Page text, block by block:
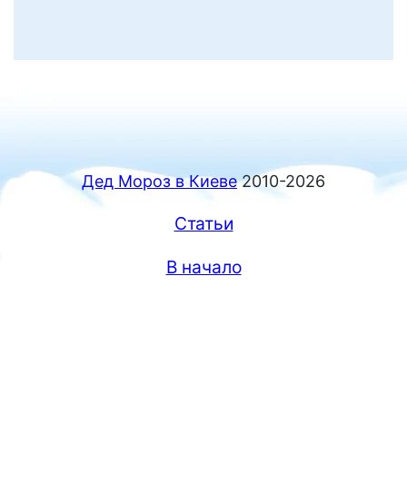
Дед Мороз в Киеве2010-2026
Статьи
В начало